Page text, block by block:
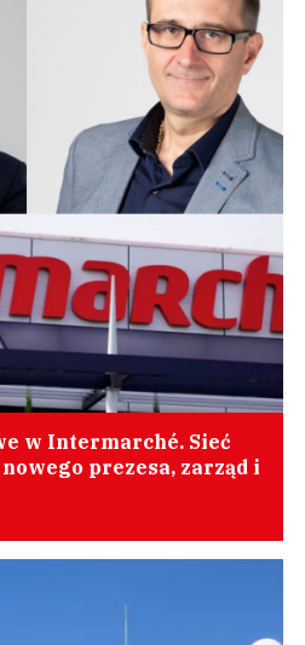
w Intermarché. Sieć
prezesa, zarząd i